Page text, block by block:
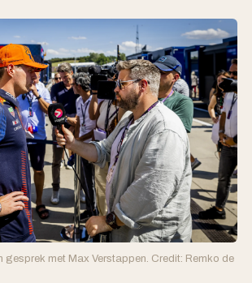
gesprek met Max Verstappen. Credit: Remko de